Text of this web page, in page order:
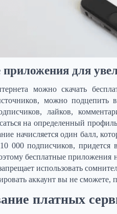
для
можно скачать
можно подцепить
лайков,
на определенный
начисляется один балл,
000 подписчиков,
бесплатные приложения
использовать
аккаунт вы не
платных